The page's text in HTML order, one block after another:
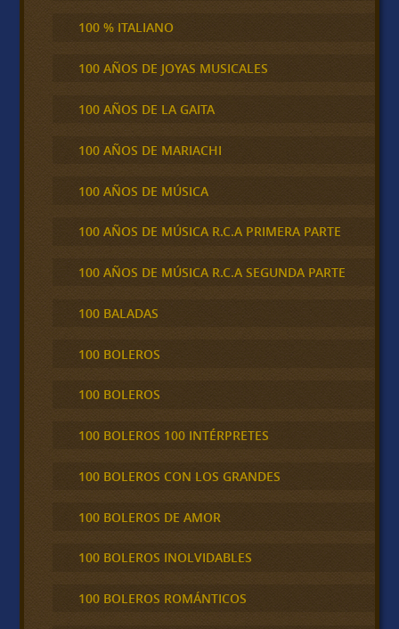
100 % ITALIANO
100 AÑOS DE JOYAS MUSICALES
100 AÑOS DE LA GAITA
100 AÑOS DE MARIACHI
100 AÑOS DE MÚSICA
100 AÑOS DE MÚSICA R.C.A PRIMERA PARTE
100 AÑOS DE MÚSICA R.C.A SEGUNDA PARTE
100 BALADAS
100 BOLEROS
100 BOLEROS
100 BOLEROS 100 INTÉRPRETES
100 BOLEROS CON LOS GRANDES
100 BOLEROS DE AMOR
100 BOLEROS INOLVIDABLES
100 BOLEROS ROMÁNTICOS